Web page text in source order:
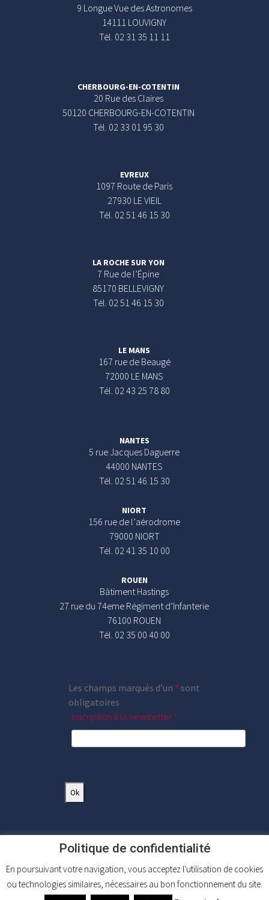
9 Longue Vue des Astronomes
14111 LOUVIGNY
Tél. 02 31 35 11 11
CHERBOURG-EN-COTENTIN
20 Rue des Claires
50120 CHERBOURG-EN-COTENTIN
Tél. 02 33 01 95 30
EVREUX
1097 Route de Paris
27930 LE VIEIL
Tél. 02 51 46 15 30
LA ROCHE SUR YON
7 Rue de l’Épine
85170 BELLEVIGNY
Tél. 02 51 46 15 30
LE MANS
167 rue de Beaugé
72000 LE MANS
Tél. 02 43 25 78 80
NANTES
5 rue Jacques Daguerre
44000 NANTES
Tél. 02 51 46 15 30
NIORT
156 rue de l’aérodrome
79000 NIORT
Tél. 02 41 35 10 00
ROUEN
Bâtiment Hastings
27 rue du 74eme Régiment d’Infanterie
76100 ROUEN
Tél. 02 35 00 40 00
Les champs marqués d’un * sont
obligatoires
Inscription à la newsletter *
Mentions légales |Plan du site
Politique de confidentialité
En poursuivant votre navigation, vous acceptez l'utilisation de cookies
ou technologies similaires, nécessaires au bon fonctionnement du site.